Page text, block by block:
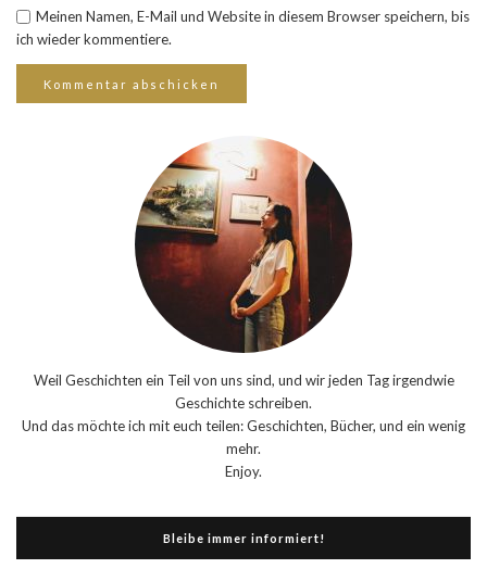
Meinen Namen, E-Mail und Website in diesem Browser speichern, bis
ich wieder kommentiere.
Weil Geschichten ein Teil von uns sind, und wir jeden Tag irgendwie
Geschichte schreiben.
Und das möchte ich mit euch teilen: Geschichten, Bücher, und ein wenig
mehr.
Enjoy.
Bleibe immer informiert!